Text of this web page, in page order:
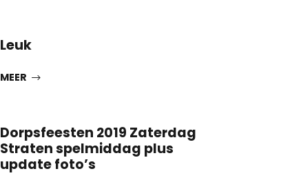
Leuk
MEER
Dorpsfeesten 2019 Zaterdag
Straten spelmiddag plus
update foto’s